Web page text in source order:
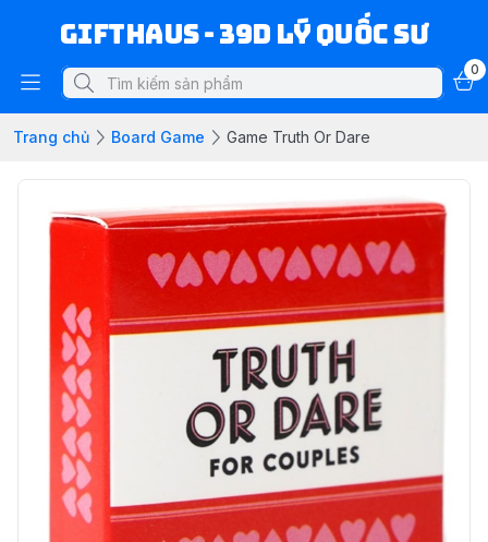
Gifthaus - 39D Lý Quốc Sư
0
Trang chủ Board Game Game Truth Or Dare